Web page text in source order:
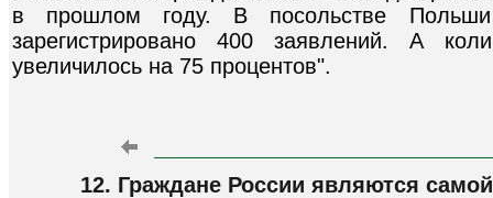
в прошлом году. В посольстве
зарегистрировано 400 заявлений. А
увеличилось на 75 процентов".
12. Граждане России являются